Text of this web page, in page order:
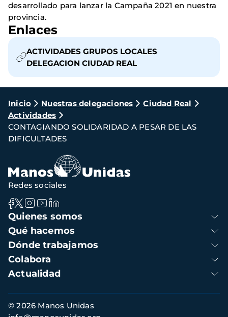
desarrollado para lanzar la Campaña 2021 en nuestra
provincia.
Enlaces
ACTIVIDADES GRUPOS LOCALES
DELEGACION CIUDAD REAL
Ruta
de
navegación
Inicio Nuestras delegaciones
Ciudad Real
Actividades
CONTAGIANDO SOLIDARIDAD A PESAR DE LAS
DIFICULTADES
Navegación
principal
Quienes somos
Qué hacemos
Dónde trabajamos
Colabora
Actualidad
Redes sociales
Información
de
© 2026 Manos Unidas